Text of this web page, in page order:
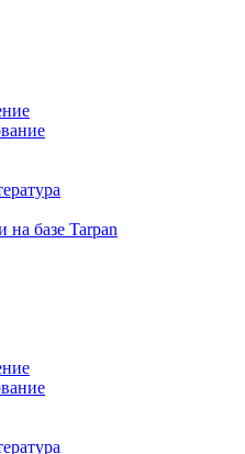
базе Tarpan